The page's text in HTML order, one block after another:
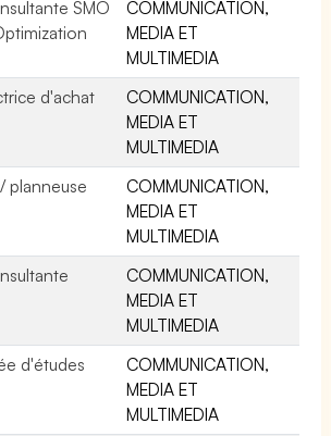
SMO
COMMUNICATION,
MEDIA ET
MULTIMEDIA
d'achat
COMMUNICATION,
MEDIA ET
MULTIMEDIA
planneuse
COMMUNICATION,
MEDIA ET
MULTIMEDIA
COMMUNICATION,
MEDIA ET
MULTIMEDIA
d'études
COMMUNICATION,
MEDIA ET
MULTIMEDIA